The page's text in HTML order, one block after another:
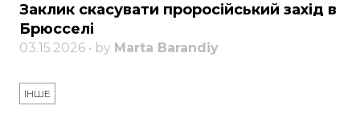
Заклик скасувати проросійський захід в
Брюсселі
03.15.2026 • by Marta Barandiy
ІНШЕ